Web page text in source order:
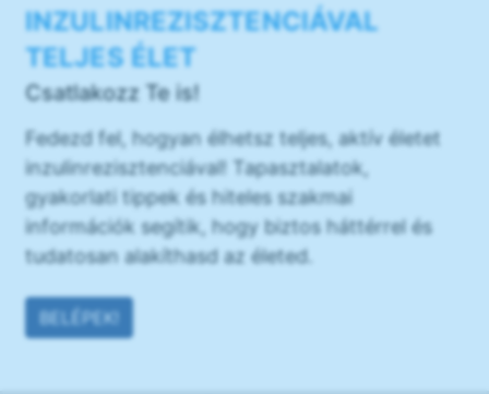
INZULINREZISZTENCIÁVAL
TELJES ÉLET
Csatlakozz Te is!
Fedezd fel, hogyan élhetsz teljes, aktív életet
inzulinrezisztenciával! Tapasztalatok,
gyakorlati tippek és hiteles szakmai
információk segítik, hogy biztos háttérrel és
tudatosan alakíthasd az életed.
BELÉPEK!